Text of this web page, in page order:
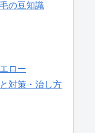
の豆知識
ロー
対策・治し方